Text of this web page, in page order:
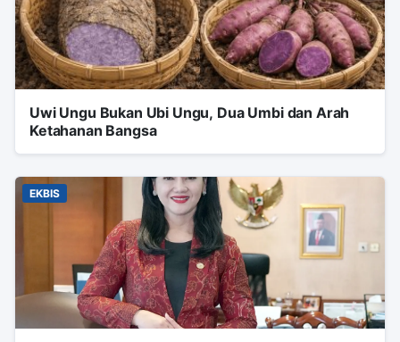
Uwi Ungu Bukan Ubi Ungu, Dua Umbi dan Arah
Ketahanan Bangsa
EKBIS